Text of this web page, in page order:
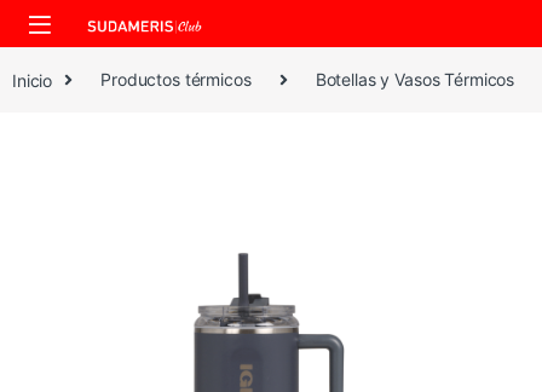
Skip to navigation
Skip to content
Inicio Productos térmicos Botellas y Vasos Térmicos